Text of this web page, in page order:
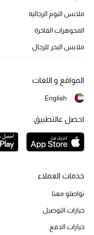
ملابس النوم الرجالية
المجوهرات الفاخرة
ملابس البحر للرجال
خدمات العملاء
تواصلو معنا
خيارات التوصيل
خيارات الدفع
المواقع و اللغات
English
احصل عالتطبيق